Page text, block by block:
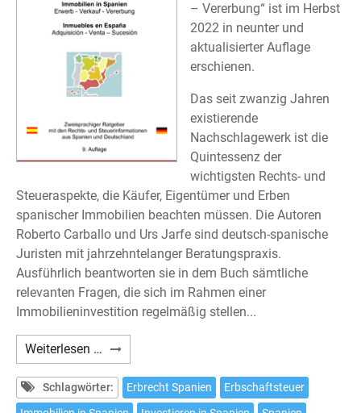
– Vererbung“ ist im Herbst
2022 in neunter und
aktualisierter Auflage
erschienen.
Das seit zwanzig Jahren
existierende
Nachschlagewerk ist die
Quintessenz der
wichtigsten Rechts- und
Steueraspekte, die Käufer, Eigentümer und Erben
spanischer Immobilien beachten müssen. Die Autoren
Roberto Carballo und Urs Jarfe sind deutsch-spanische
Juristen mit jahrzehntelanger Beratungspraxis.
Ausführlich beantworten sie in dem Buch sämtliche
relevanten Fragen, die sich im Rahmen einer
Immobilieninvestition regelmäßig stellen...
Weiterlesen … Carballo/Hoffmann/Jarfe:
Immobilien
in
Spanien
Schlagwörter: Erbrecht Spanien
Erbschaftsteuer